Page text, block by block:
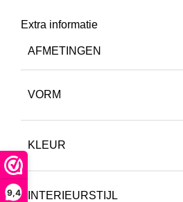
9,4
Extra informatie
AFMETINGEN
VORM
KLEUR
INTERIEURSTIJL